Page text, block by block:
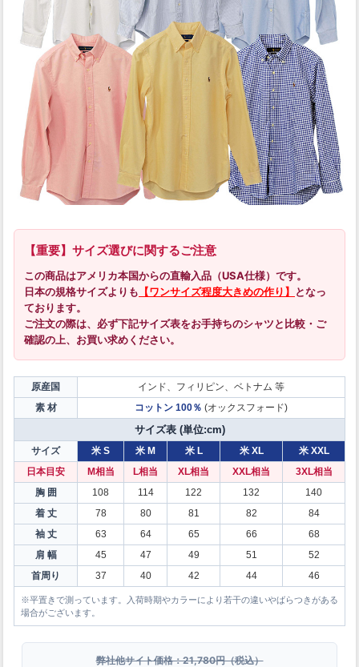
【重要】サイズ選びに関するご注意
この商品はアメリカ本国からの直輸入品（USA仕様）です。
日本の規格サイズよりも 【ワンサイズ程度大きめの作り】 となっ
ております。
ご注文の際は、必ず下記サイズ表をお手持ちのシャツと比較・ご
確認の上、お買い求めください。
原産国 インド、フィリピン、ベトナム 等
素 材 コットン 100％ (オックスフォード)
サイズ表 (単位:cm)
サイズ 米 S 米 M 米 L 米 XL 米 XXL
日本目安 M相当 L相当 XL相当 XXL相当 3XL相当
胸 囲 108 114 122 132 140
着 丈 78 80 81 82 84
袖 丈 63 64 65 66 68
肩 幅 45 47 49 51 52
首周り 37 40 42 44 46
※平置きで測っています。入荷時期やカラーにより若干の違いやばらつきがある
場合がございます。
弊社他サイト価格：21,780円（税込）